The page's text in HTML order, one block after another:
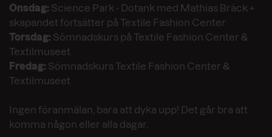
Onsdag: Science Park - Dotank med Mathias Bräck +
skapandet fortsätter på Textile Fashion Center
Torsdag: Sömnadskurs på Textile Fashion Center &
Textilmuseet
Fredag: Sömnadskurs Textile Fashion Center &
Textilmuseet
Ingen föranmälan, bara att dyka upp! Det går bra att
komma någon eller alla dagar.